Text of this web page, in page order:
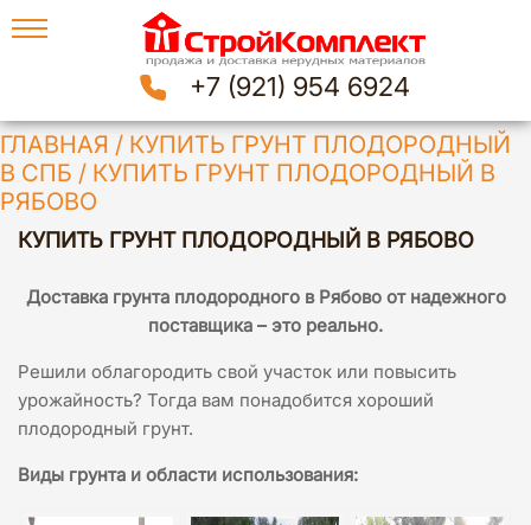
+7 (921) 954 6924
ГЛАВНАЯ / КУПИТЬ ГРУНТ ПЛОДОРОДНЫЙ
В СПБ / КУПИТЬ ГРУНТ ПЛОДОРОДНЫЙ В
РЯБОВО
КУПИТЬ ГРУНТ ПЛОДОРОДНЫЙ В РЯБОВО
Доставка грунта плодородного в Рябово от надежного
поставщика – это реально.
Решили облагородить свой участок или повысить
урожайность? Тогда вам понадобится хороший
плодородный грунт.
Виды грунта и области использования: